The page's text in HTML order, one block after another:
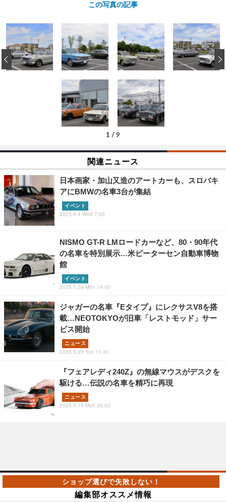
この写真の記事
1 / 9
‹
関連ニュース
日本画家・加山又造のアートカーも、スロバキ
アにBMWの名車3台が集結
イベント
2025.6.4 Wed 7:00
NISMO GT-R LMロードカーなど、80・90年代
の名車を特別展示…米ピーターセン自動車博物
館
イベント
2025.5.26 Mon 14:00
ジャガーの名車『Eタイプ』にレクサスV8を搭
載…NEOTOKYOが旧車「レストモッド」サー
ビス開始
ニュース
2025.5.20 Tue 11:30
『フェアレディ240Z』の無線マウスがデスクを
駆ける…伝説の名車を精巧に再現
ニュース
2025.5.19 Mon 20:00
編集部オススメ情報